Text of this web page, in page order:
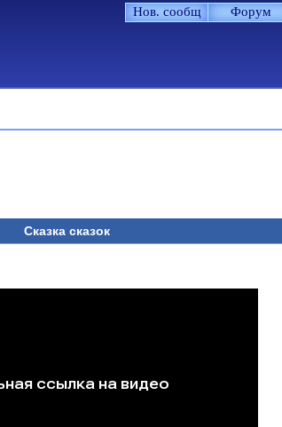
Нов. сообщ Форум
Сказка сказок